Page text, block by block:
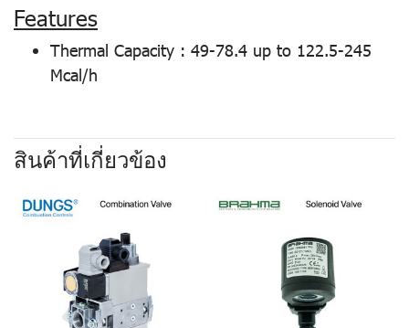
Features
Thermal Capacity : 49-78.4 up to 122.5-245
Mcal/h
สินค้าที่เกี่ยวข้อง